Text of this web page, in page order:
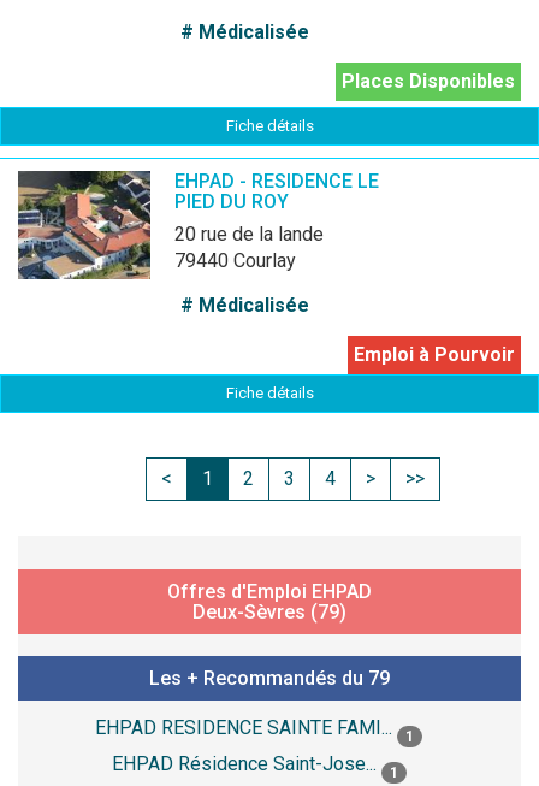
# Médicalisée
Places Disponibles
Fiche détails
EHPAD - RESIDENCE LE
PIED DU ROY
20 rue de la lande
79440 Courlay
# Médicalisée
Emploi à Pourvoir
Fiche détails
< 1 2 3 4 > >>
Offres d'Emploi EHPAD
Deux-Sèvres (79)
Les + Recommandés du 79
EHPAD RESIDENCE SAINTE FAMI... 1
EHPAD Résidence Saint-Jose... 1